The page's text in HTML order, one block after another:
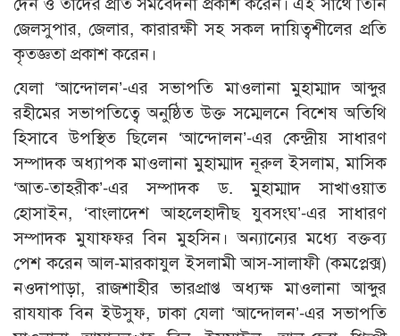
জেলসুপার, জেলার, কারারক্ষী সহ সকল দায়িত্বশীলের প্রতি
কৃতজ্ঞতা প্রকাশ করেন।
যেলা ‘আন্দোলন’-এর সভাপতি মাওলানা মুহাম্মাদ আব্দুর
রহীমের সভাপতিত্বে অনুষ্ঠিত উক্ত সম্মেলনে বিশেষ অতিথি
হিসাবে উপস্থিত ছিলেন ‘আন্দোলন’-এর কেন্দ্রীয় সাধারণ
সম্পাদক অধ্যাপক মাওলানা মুহাম্মাদ নূরুল ইসলাম, মাসিক
‘আত-তাহরীক’-এর সম্পাদক ড. মুহাম্মাদ সাখাওয়াত
হোসাইন, ‘বাংলাদেশ আহলেহাদীছ যুবসংঘ’-এর সাধারণ
সম্পাদক মুযাফফর বিন মুহসিন। অন্যান্যের মধ্যে বক্তব্য
পেশ করেন আল-মারকাযুল ইসলামী আস-সালাফী (কমপ্লে­ক্স)
নওদাপাড়া, রাজশাহীর ভারপ্রাপ্ত অধ্যক্ষ মাওলানা আব্দুর
রাযযাক বিন ইউসুফ, ঢাকা যেলা ‘আন্দোলন’-এর সভাপতি